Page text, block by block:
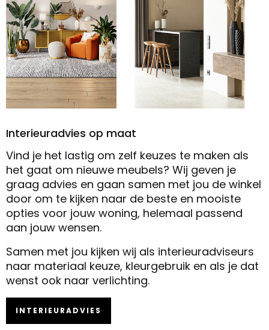
Interieuradvies op maat
Vind je het lastig om zelf keuzes te maken als
het gaat om nieuwe meubels? Wij geven je
graag advies en gaan samen met jou de winkel
door om te kijken naar de beste en mooiste
opties voor jouw woning, helemaal passend
aan jouw wensen.
Samen met jou kijken wij als interieuradviseurs
naar materiaal keuze, kleurgebruik en als je dat
wenst ook naar verlichting.
INTERIEURADVIES